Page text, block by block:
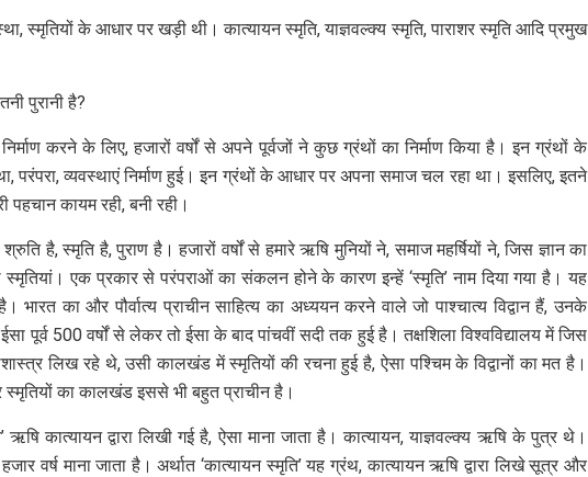
स्मृतियों के आधार पर खड़ी थी। कात्यायन स्मृति, याज्ञवल्क्य स्मृति, पाराशर स्मृति आदि प्रमुख
पुरानी है?
करने के लिए, हजारों वर्षों से अपने पूर्वजों ने कुछ ग्रंथों का निर्माण किया है। इन ग्रंथों के
परंपरा, व्यवस्थाएं निर्माण हुई। इन ग्रंथों के आधार पर अपना समाज चल रहा था। इसलिए, इतने
पहचान कायम रही, बनी रही।
है, स्मृति है, पुराण है। हजारों वर्षों से हमारे ऋषि मुनियों ने, समाज महर्षियों ने, जिस ज्ञान का
एक प्रकार से परंपराओं का संकलन होने के कारण इन्हें ‘स्मृति’ नाम दिया गया है। यह
है। भारत का और पौर्वात्य प्राचीन साहित्य का अध्ययन करने वाले जो पाश्चात्य विद्वान हैं, उनके
पूर्व 500 वर्षों से लेकर तो ईसा के बाद पांचवीं सदी तक हुई है। तक्षशिला विश्वविद्यालय में जिस
लिख रहे थे, उसी कालखंड में स्मृतियों की रचना हुई है, ऐसा पश्चिम के विद्वानों का मत है।
का कालखंड इससे भी बहुत प्राचीन है।
ऋषि कात्यायन द्वारा लिखी गई है, ऐसा माना जाता है। कात्यायन, याज्ञवल्क्य ऋषि के पुत्र थे।
वर्ष माना जाता है। अर्थात ‘कात्यायन स्मृति’ यह ग्रंथ, कात्यायन ऋषि द्वारा लिखे सूत्र और